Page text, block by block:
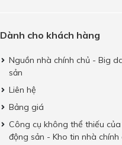
Dành cho khách hàng
Nguồn nhà chính chủ - Big
sản
Liên hệ
Bảng giá
Công cụ không thể thiếu
động sản - Kho tin nhà chính